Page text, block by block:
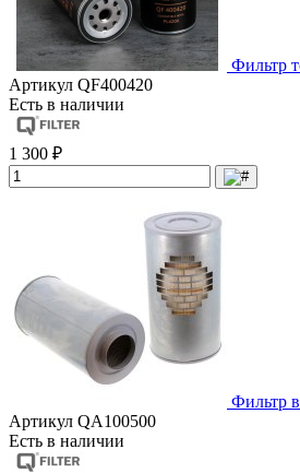
Фильтр
Артикул QF400420
Есть в наличии
1 300 ₽
Фильтр
Артикул QA100500
Есть в наличии